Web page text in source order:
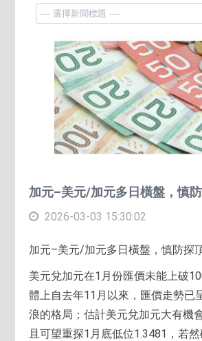
加元–美元/加元多日橫盤，慎
2026-03-03 15:30:02
加元–美元/加元多日橫盤，慎防探
美元兌加元在1月份匯價未能上破
體上自去年11月以來，匯價走勢已
浪的格局；估計美元兌加元大有機
且可望重探1月底低位1.3481，若